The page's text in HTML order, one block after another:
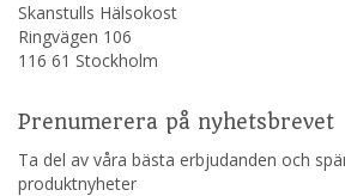
Skanstulls Hälsokost
Ringvägen 106
116 61 Stockholm
Prenumerera på nyhetsbrevet
Ta del av våra bästa erbjudanden och
produktnyheter